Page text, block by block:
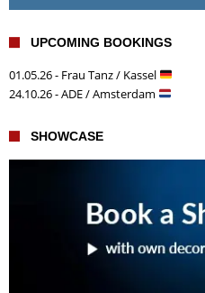
UPCOMING BOOKINGS
01.05.26 - Frau Tanz / Kassel
24.10.26 - ADE / Amsterdam
SHOWCASE